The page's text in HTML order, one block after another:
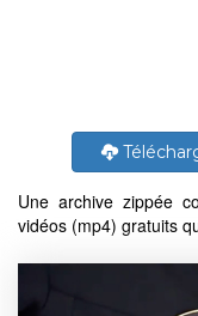
Une archive zippée
vidéos (mp4) gratuits